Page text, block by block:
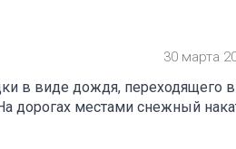
30 марта
в виде дождя, переходящего в
дорогах местами снежный